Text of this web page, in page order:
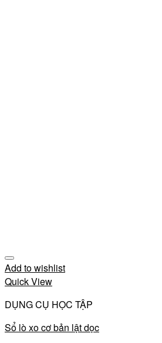
Add to wishlist
Quick View
DỤNG CỤ HỌC TẬP
Sổ lò xo cơ bản lật dọc